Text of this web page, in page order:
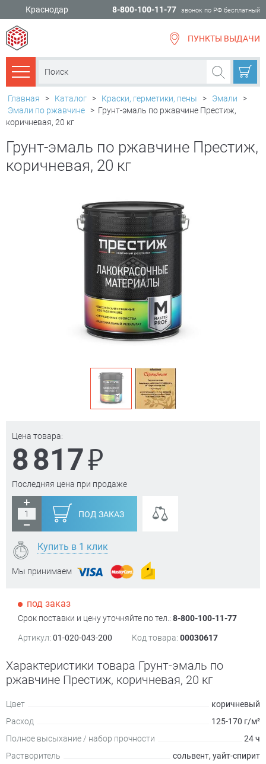
Краснодар 8-800-100-11-77 звонок по РФ бесплатный
ПУНКТЫ ВЫДАЧИ
Каталог товаров
Главная > Каталог > Краски, герметики, пены > Эмали
>
Эмали по ржавчине > Грунт-эмаль по ржавчине Престиж,
коричневая, 20 кг
Грунт-эмаль по ржавчине Престиж,
коричневая, 20 кг
Цена товара:
8 817₽
Последняя цена при продаже
ПОД ЗАКАЗ
Купить в 1 клик
Мы принимаем
под заказ
Срок поставки и цену уточняйте по тел.: 8-800-100-11-77
Артикул: 01-020-043-200 Код товара: 00030617
Характеристики товара Грунт-эмаль по
ржавчине Престиж, коричневая, 20 кг
Цвет
коричневый
Расход
125-170 г/м²
Полное высыхание / набор прочности
24 ч
Растворитель
сольвент, уайт-спирит